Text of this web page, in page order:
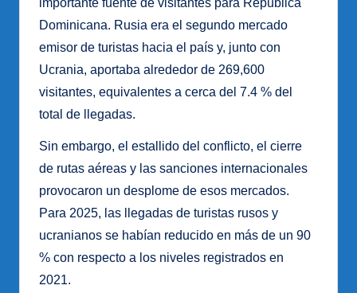
importante fuente de visitantes para República
Dominicana. Rusia era el segundo mercado
emisor de turistas hacia el país y, junto con
Ucrania, aportaba alrededor de 269,600
visitantes, equivalentes a cerca del 7.4 % del
total de llegadas.
Sin embargo, el estallido del conflicto, el cierre
de rutas aéreas y las sanciones internacionales
provocaron un desplome de esos mercados.
Para 2025, las llegadas de turistas rusos y
ucranianos se habían reducido en más de un 90
% con respecto a los niveles registrados en
2021.